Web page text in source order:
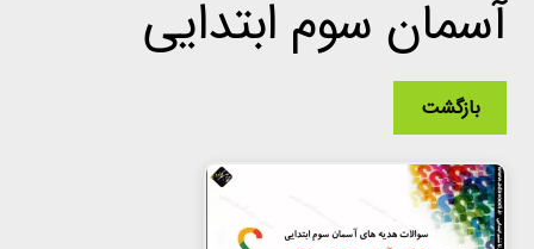
سوم
چهارم
پنجم
ششم
آسمان سوم ابتدایی
بازگشت